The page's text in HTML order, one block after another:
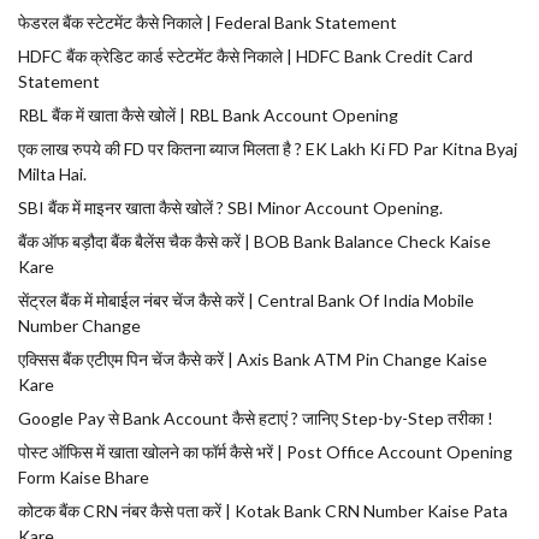
फेडरल बैंक स्टेटमेंट कैसे निकाले | Federal Bank Statement
HDFC बैंक क्रेडिट कार्ड स्टेटमेंट कैसे निकाले | HDFC Bank Credit Card
Statement
RBL बैंक में खाता कैसे खोलें | RBL Bank Account Opening
एक लाख रुपये की FD पर कितना ब्याज मिलता है ? EK Lakh Ki FD Par Kitna Byaj
Milta Hai.
SBI बैंक में माइनर खाता कैसे खोलें ? SBI Minor Account Opening.
बैंक ऑफ बड़ौदा बैंक बैलेंस चैक कैसे करें | BOB Bank Balance Check Kaise
Kare
सेंट्रल बैंक में मोबाईल नंबर चेंज कैसे करें | Central Bank Of India Mobile
Number Change
एक्सिस बैंक एटीएम पिन चेंज कैसे करें | Axis Bank ATM Pin Change Kaise
Kare
Google Pay से Bank Account कैसे हटाएं ? जानिए Step-by-Step तरीका !
पोस्ट ऑफिस में खाता खोलने का फॉर्म कैसे भरें | Post Office Account Opening
Form Kaise Bhare
कोटक बैंक CRN नंबर कैसे पता करें | Kotak Bank CRN Number Kaise Pata